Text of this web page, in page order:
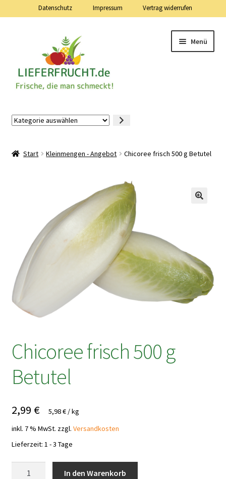
Datenschutz Impressum Vertrag widerrufen
Menü
Vertrag widerrufen
Kategorie
Start Kleinmengen - Angebot Chicoree frisch 500 g Betutel
Chicoree frisch 500 g
Betutel
2,99 € 5,98€ /kg
inkl. 7 % MwSt. zzgl. Versandkosten
Lieferzeit: 1 - 3 Tage
In den Warenkorb